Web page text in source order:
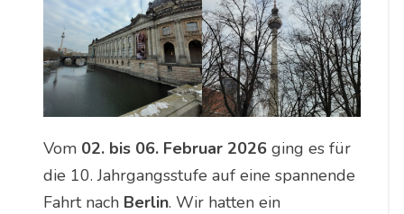
Vom 02. bis 06. Februar 2026ging es für
die 10. Jahrgangsstufe auf eine spannende
Fahrt nach Berlin. Wir hatten ein